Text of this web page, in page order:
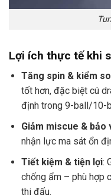
Lợi ích thực tế khi
Tăng spin & kiểm
tốt hơn, đặc biệt cú
định trong 9-ball/10-
Giảm miscue & bảo
nhận lực ma sát ổn
Tiết kiệm & tiện lợi:
chống ẩm – phù hợp
thi đấu.